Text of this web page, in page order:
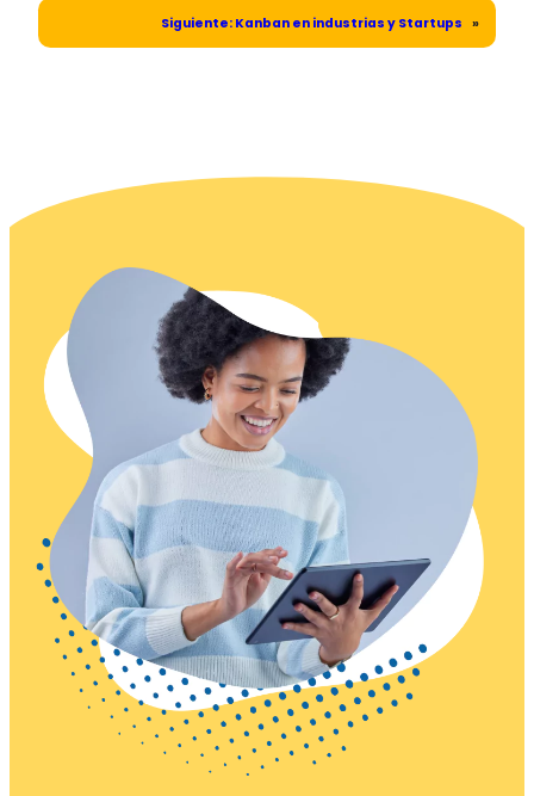
Siguiente: Kanban en industrias y Startups »